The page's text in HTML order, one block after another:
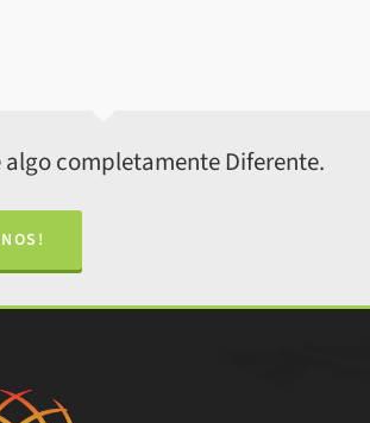
algo completamente Diferente.